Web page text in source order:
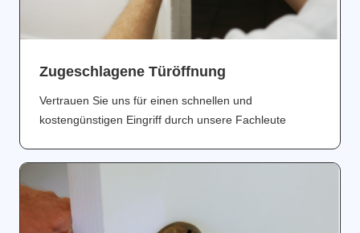
Zugeschlagene Türöffnung
Vertrauen Sie uns für einen schnellen und
kostengünstigen Eingriff durch unsere Fachleute